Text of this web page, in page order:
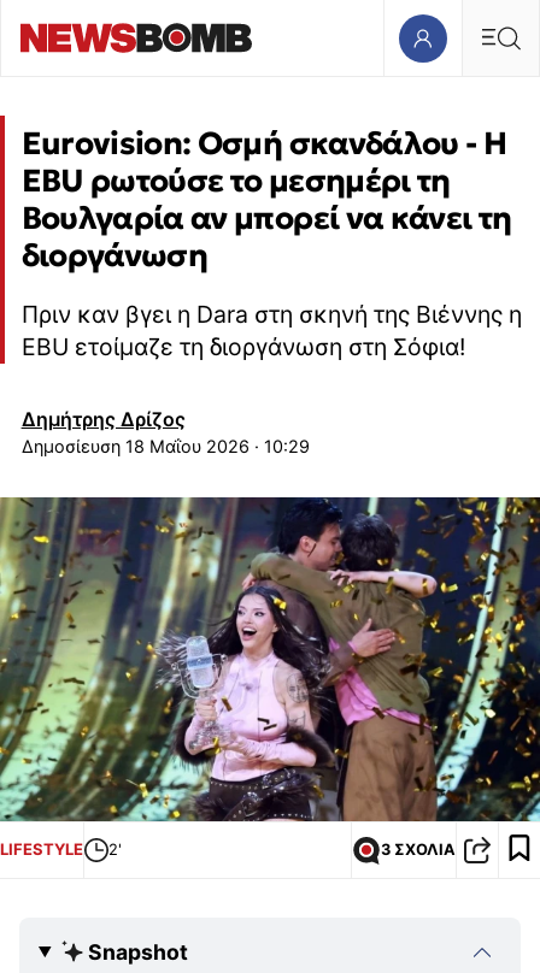
Eurovision: Οσμή σκανδάλου - Η
EBU ρωτούσε το μεσημέρι τη
Βουλγαρία αν μπορεί να κάνει τη
διοργάνωση
Πριν καν βγει η Dara στη σκηνή της Βιέννης η
EBU ετοίμαζε τη διοργάνωση στη Σόφια!
Δημήτρης Δρίζος
18 Μαΐου 2026 · 10:29
LIFESTYLE 2' 3 ΣΧΟΛΙΑ
Snapshot